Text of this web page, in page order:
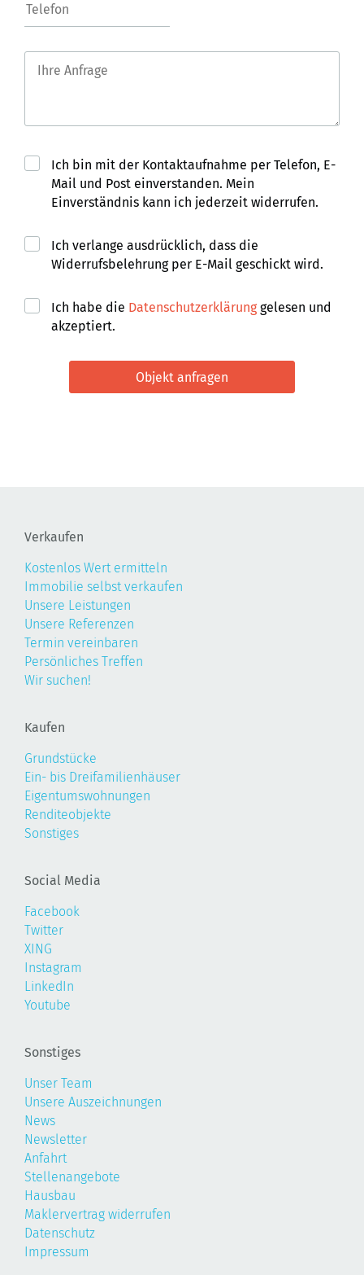
Ich bin mit der Kontaktaufnahme per Telefon, E-
Mail und Post einverstanden. Mein
Einverständnis kann ich jederzeit widerrufen.
Ich verlange ausdrücklich, dass die
Widerrufsbelehrung per E-Mail geschickt wird.
Ich habe die Datenschutzerklärunggelesen und
akzeptiert.
Verkaufen
Kostenlos Wert ermitteln
Immobilie selbst verkaufen
Unsere Leistungen
Unsere Referenzen
Termin vereinbaren
Persönliches Treffen
Wir suchen!
Kaufen
Grundstücke
Ein- bis Dreifamilienhäuser
Eigentumswohnungen
Renditeobjekte
Sonstiges
Social Media
Facebook
Twitter
XING
Instagram
LinkedIn
Youtube
Sonstiges
Unser Team
Unsere Auszeichnungen
News
Newsletter
Anfahrt
Stellenangebote
Hausbau
Maklervertrag widerrufen
Datenschutz
Impressum